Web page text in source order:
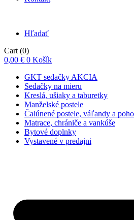
Hľadať
Cart (0)
0,00 € 0 Košík
GKT sedačky AKCIA
Sedačky na mieru
Kreslá, ušiaky a taburetky
Manželské postele
Čalúnené postele, váľandy a
Matrace, chrániče a vankúše
Bytové doplnky
Vystavené v predajni